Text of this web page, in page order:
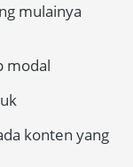
mulainya
modal
konten yang